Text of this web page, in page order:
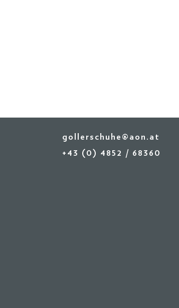
gollerschuhe@aon.at
+43 (0) 4852 / 68360